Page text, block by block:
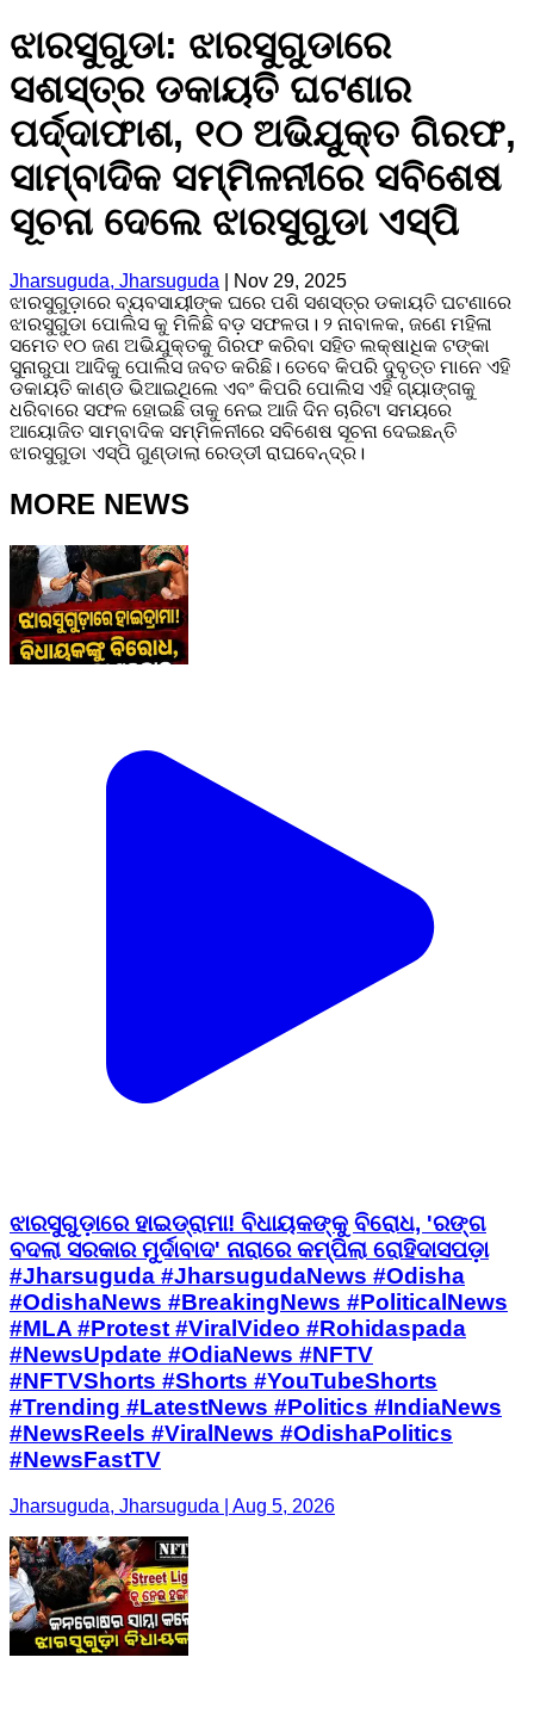
ଝାରସୁଗୁଡା: ଝାରସୁଗୁଡାରେ
ସଶସ୍ତ୍ର ଡକାୟତି ଘଟଣାର
ପର୍ଦ୍ଦାଫାଶ, ୧୦ ଅଭିଯୁକ୍ତ ଗିରଫ,
ସାମ୍ବାଦିକ ସମ୍ମିଳନୀରେ ସବିଶେଷ
ସୂଚନା ଦେଲେ ଝାରସୁଗୁଡା ଏସ୍ପି
Jharsuguda, Jharsuguda
Nov 29, 2025
ଝାରସୁଗୁଡ଼ାରେ ବ୍ୟବସାୟୀଙ୍କ ଘରେ ପଶି ସଶସ୍ତ୍ର ଡକାୟତି ଘଟଣାରେ
ଝାରସୁଗୁଡା ପୋଲିସ କୁ ମିଳିଛି ବଡ଼ ସଫଳତା। ୨ ନାବାଳକ, ଜଣେ ମହିଳା
ସମେତ ୧୦ ଜଣ ଅଭିଯୁକ୍ତକୁ ଗିରଫ କରିବା ସହିତ ଲକ୍ଷାଧିକ ଟଙ୍କା
ସୁନାରୁପା ଆଦିକୁ ପୋଲିସ ଜବତ କରିଛି। ତେବେ କିପରି ଦୁବୃତ୍ତ ମାନେ ଏହି
ଡକାୟତି କାଣ୍ଡ ଭିଆଇଥିଲେ ଏବଂ କିପରି ପୋଲିସ ଏହି ଗ୍ୟାଙ୍ଗକୁ
ଧରିବାରେ ସଫଳ ହୋଇଛି ତାକୁ ନେଇ ଆଜି ଦିନ ଚାରିଟା ସମୟରେ
ଆୟୋଜିତ ସାମ୍ବାଦିକ ସମ୍ମିଳନୀରେ ସବିଶେଷ ସୂଚନା ଦେଇଛନ୍ତି
ଝାରସୁଗୁଡା ଏସ୍ପି ଗୁଣ୍ଡାଲା ରେଡ୍ଡୀ ରାଘବେନ୍ଦ୍ର।
MORE NEWS
ଝାରସୁଗୁଡ଼ାରେ ହାଇଡ୍ରାମା! ବିଧାୟକଙ୍କୁ ବିରୋଧ, 'ରଙ୍ଗ
ବଦଲା ସରକାର ମୁର୍ଦାବାଦ' ନାରାରେ କମ୍ପିଲା ରୋହିଦାସପଡ଼ା
#Jharsuguda #JharsugudaNews #Odisha
#OdishaNews #BreakingNews #PoliticalNews
#MLA #Protest #ViralVideo #Rohidaspada
#NewsUpdate #OdiaNews #NFTV
#NFTVShorts #Shorts #YouTubeShorts
#Trending #LatestNews #Politics #IndiaNews
#NewsReels #ViralNews #OdishaPolitics
#NewsFastTV
Jharsuguda, Jharsuguda | Aug 5, 2026